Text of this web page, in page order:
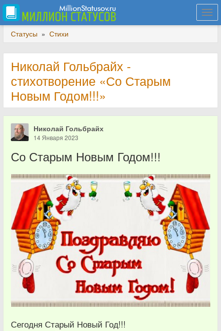
Статусы » Стихи
Николай Гольбрайх -
стихотворение «Со Старым
Новым Годом!!!»
Николай Гольбрайх
14 Января 2023
Со Старым Новым Годом!!!
Сегодня Старый Новый Год!!!